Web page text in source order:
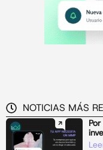
NOTICIAS MÁS